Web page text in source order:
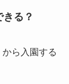
きる？
から入園する